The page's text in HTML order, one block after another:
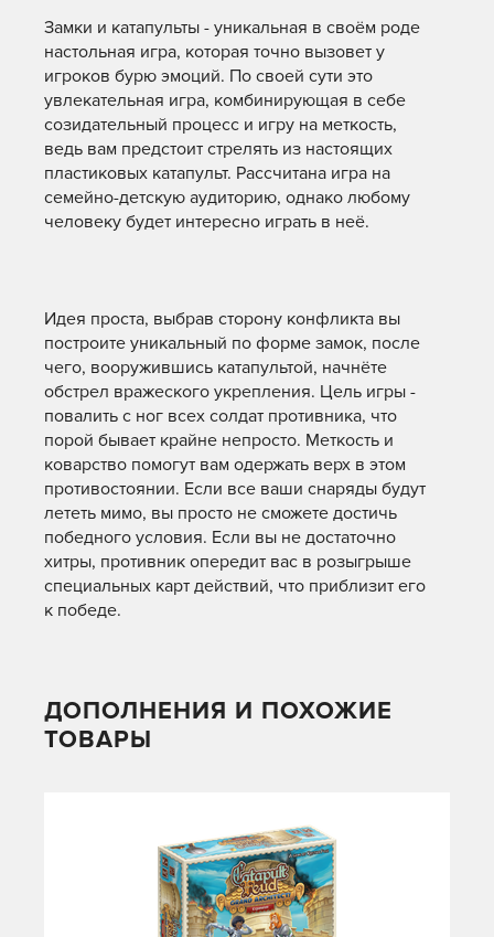
Замки и катапульты - уникальная в своём роде
настольная игра, которая точно вызовет у
игроков бурю эмоций. По своей сути это
увлекательная игра, комбинирующая в себе
созидательный процесс и игру на меткость,
ведь вам предстоит стрелять из настоящих
пластиковых катапульт. Рассчитана игра на
семейно-детскую аудиторию, однако любому
человеку будет интересно играть в неё.
Идея проста, выбрав сторону конфликта вы
построите уникальный по форме замок, после
чего, вооружившись катапультой, начнёте
обстрел вражеского укрепления. Цель игры -
повалить с ног всех солдат противника, что
порой бывает крайне непросто. Меткость и
коварство помогут вам одержать верх в этом
противостоянии. Если все ваши снаряды будут
лететь мимо, вы просто не сможете достичь
победного условия. Если вы не достаточно
хитры, противник опередит вас в розыгрыше
специальных карт действий, что приблизит его
к победе.
ДОПОЛНЕНИЯ И ПОХОЖИЕ
ТОВАРЫ